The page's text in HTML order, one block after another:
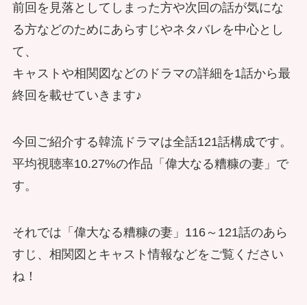
前回を見落としてしまった方や次回の話が気にな
る方などのためにあらすじやネタバレを中心とし
て、
キャストや相関図などのドラマの詳細を1話から最
終回を載せていきます♪
今回ご紹介する韓流ドラマは全話121話構成です。
平均視聴率10.27%の作品「偉大なる糟糠の妻」で
す。
それでは「偉大なる糟糠の妻」116～121話のあら
すじ、相関図とキャスト情報などをご覧ください
ね！